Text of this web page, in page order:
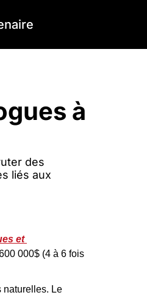
à
des
liés aux
et
000$ (4 à 6 fois
naturelles. Le